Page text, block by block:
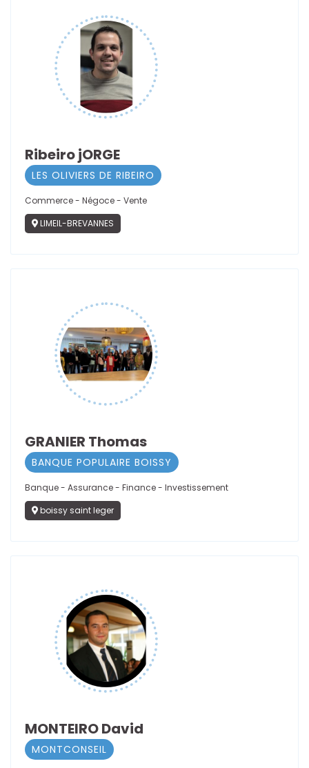
Ribeiro jORGE
LES OLIVIERS DE RIBEIRO
Commerce - Négoce - Vente
LIMEIL-BREVANNES
GRANIER Thomas
BANQUE POPULAIRE BOISSY
Banque - Assurance - Finance - Investissement
boissy saint leger
MONTEIRO David
MONTCONSEIL